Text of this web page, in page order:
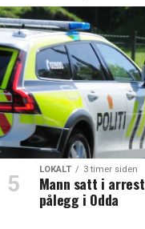
LOKALT 3 timer siden
Mann satt i
pålegg i Odda